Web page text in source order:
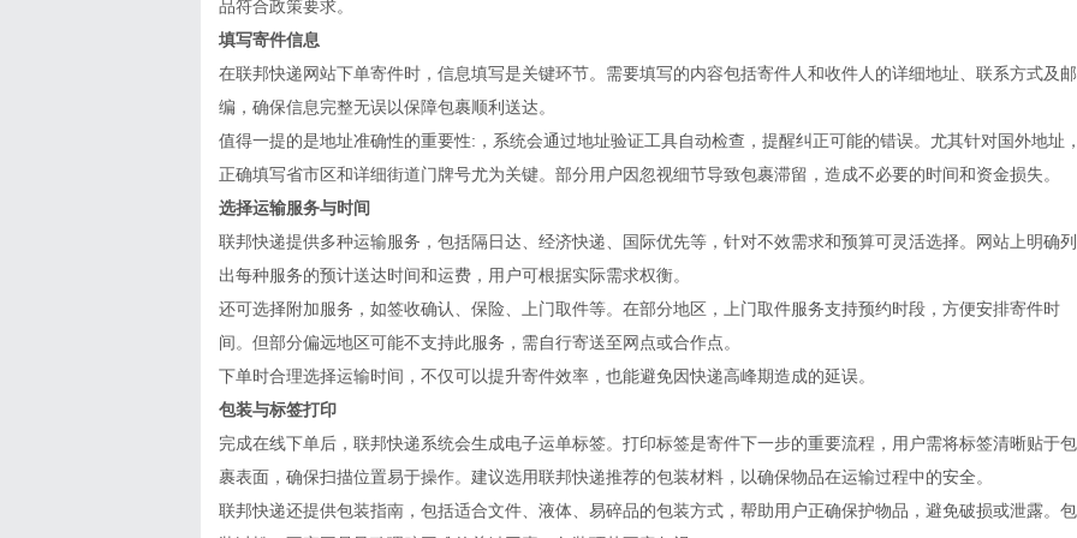
品符合政策要求。
填写寄件信息
在联邦快递网站下单寄件时，信息填写是关键环节。需要填写的内容包括寄件人和收件人的详细地址、联系方式及邮
编，确保信息完整无误以保障包裹顺利送达。
值得一提的是地址准确性的重要性:，系统会通过地址验证工具自动检查，提醒纠正可能的错误。尤其针对国外地址
正确填写省市区和详细街道门牌号尤为关键。部分用户因忽视细节导致包裹滞留，造成不必要的时间和资金损失。
选择运输服务与时间
联邦快递提供多种运输服务，包括隔日达、经济快递、国际优先等，针对不效需求和预算可灵活选择。网站上明确列
出每种服务的预计送达时间和运费，用户可根据实际需求权衡。
还可选择附加服务，如签收确认、保险、上门取件等。在部分地区，上门取件服务支持预约时段，方便安排寄件时
间。但部分偏远地区可能不支持此服务，需自行寄送至网点或合作点。
下单时合理选择运输时间，不仅可以提升寄件效率，也能避免因快递高峰期造成的延误。
包装与标签打印
完成在线下单后，联邦快递系统会生成电子运单标签。打印标签是寄件下一步的重要流程，用户需将标签清晰贴于包
裹表面，确保扫描位置易于操作。建议选用联邦快递推荐的包装材料，以确保物品在运输过程中的安全。
联邦快递还提供包装指南，包括适合文件、液体、易碎品的包装方式，帮助用户正确保护物品，避免破损或泄露。包